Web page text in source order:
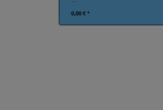
0,00 € *